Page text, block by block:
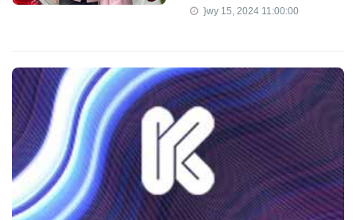
}wy 15, 2024 11:00:00